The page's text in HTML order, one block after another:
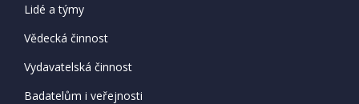
Lidé a týmy
Vědecká činnost
Vydavatelská činnost
Badatelům i veřejnosti